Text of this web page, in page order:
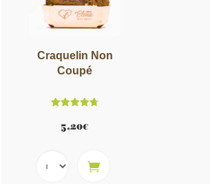
Craquelin Non
Coupé
4.78
sur 5
5,20€